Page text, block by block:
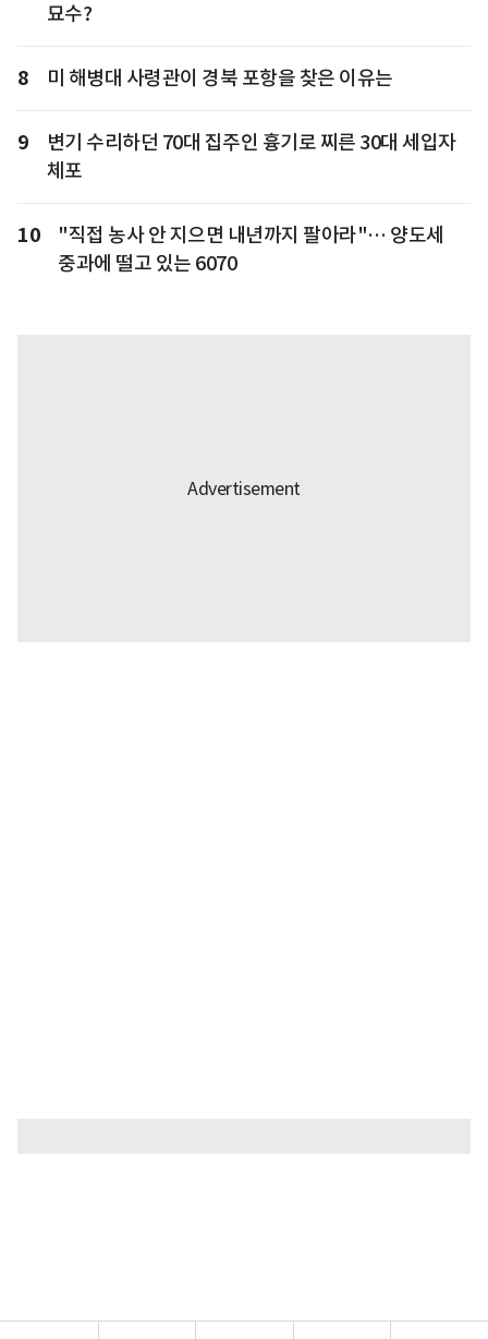
묘수?
8 미 해병대 사령관이 경북 포항을 찾은 이유는
9
변기 수리하던 70대 집주인 흉기로 찌른 30대 세입자
체포
10
"직접 농사 안 지으면 내년까지 팔아라"… 양도세
중과에 떨고 있는 6070